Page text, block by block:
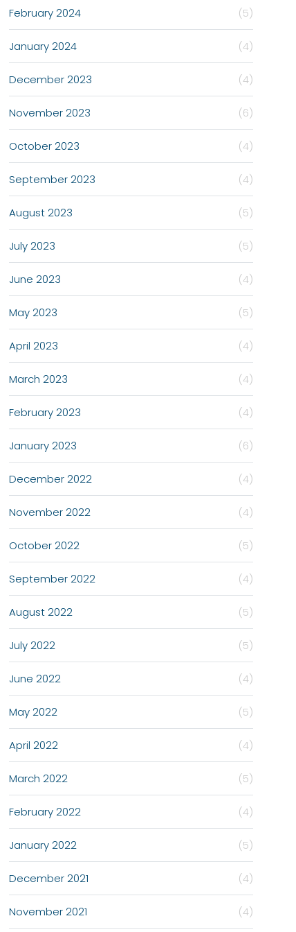
February 2024 (5)
January 2024 (4)
December 2023 (4)
November 2023 (6)
October 2023 (4)
September 2023 (4)
August 2023 (5)
July 2023 (5)
June 2023 (4)
May 2023 (5)
April 2023 (4)
March 2023 (4)
February 2023 (4)
January 2023 (6)
December 2022 (4)
November 2022 (4)
October 2022 (5)
September 2022 (4)
August 2022 (5)
July 2022 (5)
June 2022 (4)
May 2022 (5)
April 2022 (4)
March 2022 (5)
February 2022 (4)
January 2022 (5)
December 2021 (4)
November 2021 (4)